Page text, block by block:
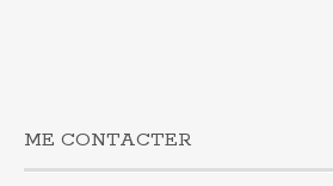
ME CONTACTER